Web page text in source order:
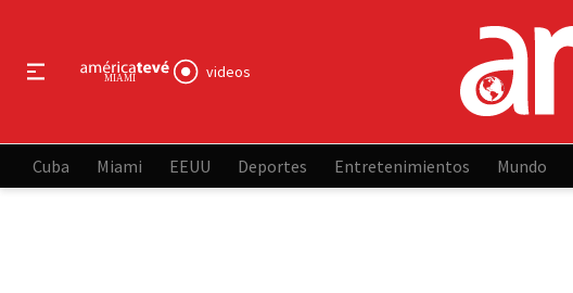
videos
Cuba Miami EEUU Deportes Entretenimientos Mundo